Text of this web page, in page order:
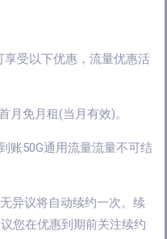
受以下优惠，流量优惠活
免月租(当月有效)。
账50G通用流量流量不可结
异议将自动续约一次。续
您在优惠到期前关注续约